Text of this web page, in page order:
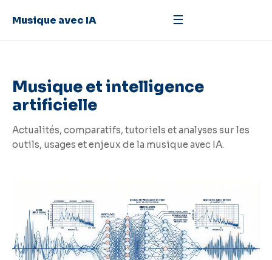
Musique avec IA ☰
Musique et intelligence
artificielle
Actualités, comparatifs, tutoriels et analyses sur les
outils, usages et enjeux de la musique avec IA.